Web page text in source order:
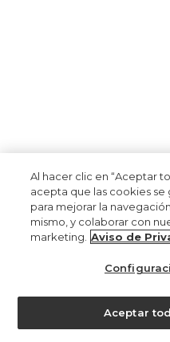
Al hacer clic en “Aceptar
acepta que las cookies se
para mejorar la
mismo, y colaborar con
marketing. Aviso de
Aceptar